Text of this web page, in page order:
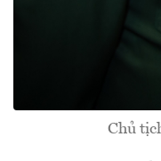
Chủ